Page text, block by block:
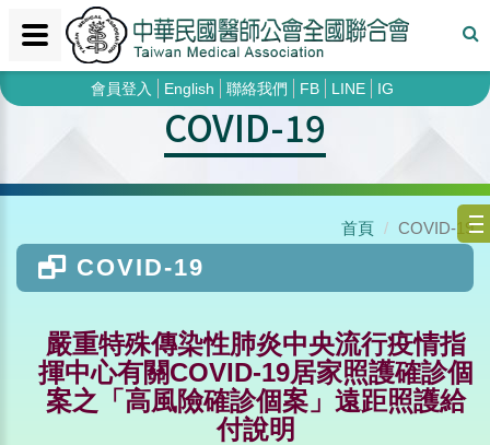
會員登入 English 聯絡我們 FB LINE IG
COVID-19
首頁 COVID-19
COVID-19
嚴重特殊傳染性肺炎中央流行疫情指
揮中心有關COVID-19居家照護確診個
案之「高風險確診個案」遠距照護給
付說明